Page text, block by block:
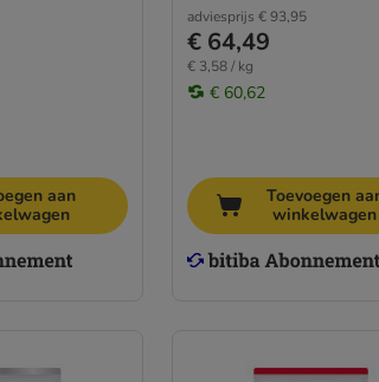
aan
adviesprijs € 93,95
€ 64,49
€ 3,58 / kg
€ 60,62
Toevoegen
winkelwagen